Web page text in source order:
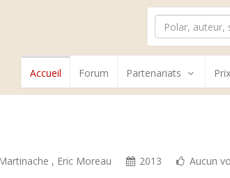
Accueil Forum Partenariats
, Eric Moreau 2013 Aucun